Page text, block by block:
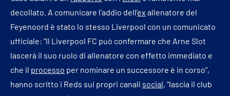
decollato. A comunicare l’addio dell’ex allenatore del
Feyenoord è stato lo stesso Liverpool con un comunicato
ufficiale: “Il Liverpool FC può confermare che Arne Slot
lascerà il suo ruolo di allenatore con effetto immediato e
che il processo per nominare un successore è in corso”,
hanno scritto i Reds sui propri canali social, “lascia il club